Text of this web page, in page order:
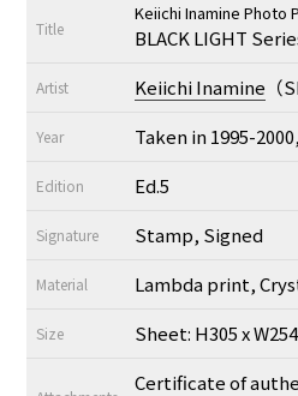
Title
Keiichi Inamine Photo
BLACK LIGHT
Artist Keiichi Inamine （
Year Taken in 1995-
Edition Ed.5
Signature Stamp, Signed
Material Lambda print,
Size Sheet: H305 x
Certificate of